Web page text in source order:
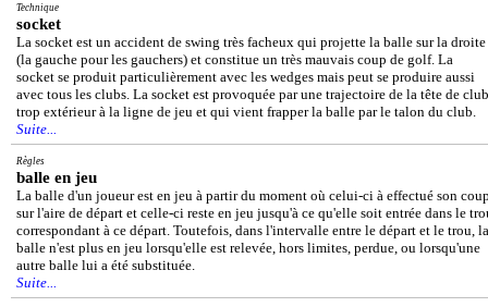
Technique
socket
La socket est un accident de swing très facheux qui projette la balle sur la droite
(la gauche pour les gauchers) et constitue un très mauvais coup de golf. La
socket se produit particulièrement avec les wedges mais peut se produire aussi
avec tous les clubs. La socket est provoquée par une trajectoire de la tête de club
trop extérieur à la ligne de jeu et qui vient frapper la balle par le talon du club.
Suite...
Règles
balle en jeu
La balle d'un joueur est en jeu à partir du moment où celui-ci à effectué son
sur l'aire de départ et celle-ci reste en jeu jusqu'à ce qu'elle soit entrée dans le
correspondant à ce départ. Toutefois, dans l'intervalle entre le départ et le trou, la
balle n'est plus en jeu lorsqu'elle est relevée, hors limites, perdue, ou lorsqu'une
autre balle lui a été substituée.
Suite...